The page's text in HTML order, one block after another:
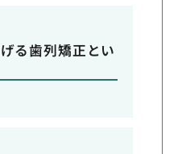
る歯列矯正とい